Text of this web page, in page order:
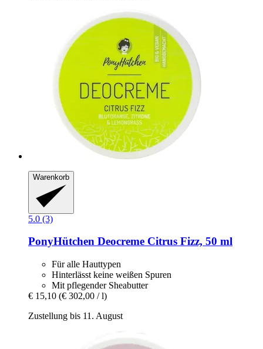
Warenkorb
5.0 (3)
PonyHütchen Deocreme Citrus Fizz, 50 ml
Für alle Hauttypen
Hinterlässt keine weißen Spuren
Mit pflegender Sheabutter
€ 15,10 (€ 302,00 / l)
Zustellung bis 11. August